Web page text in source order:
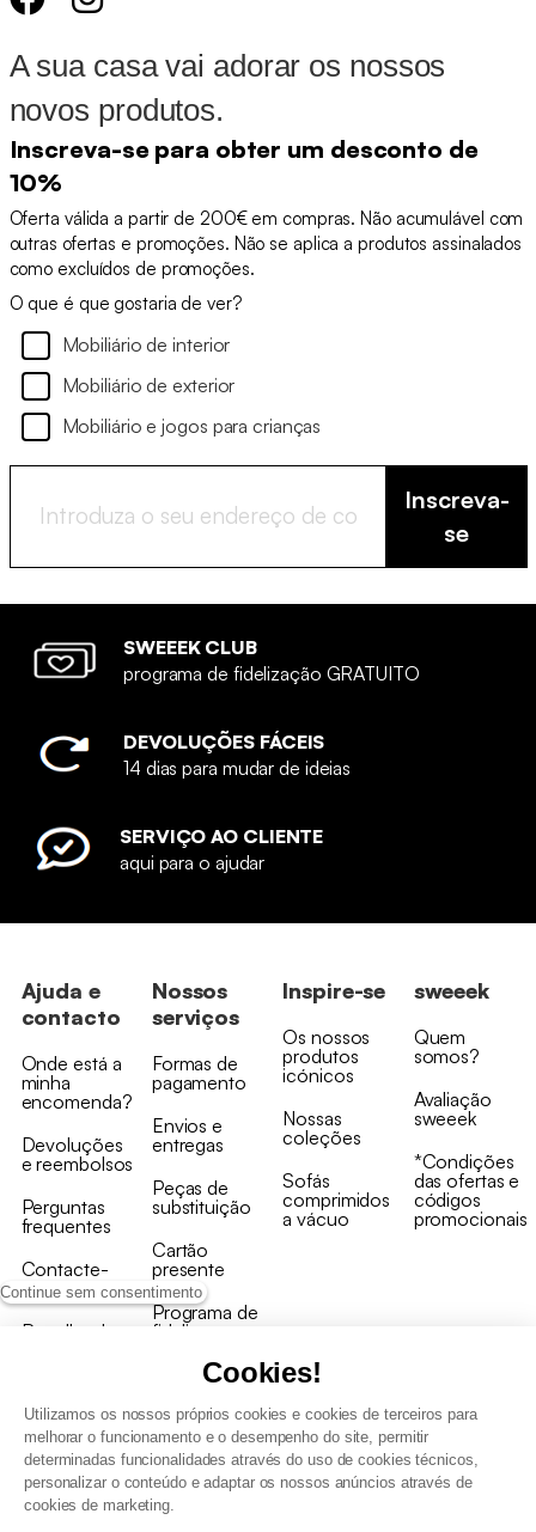
Continue sem consentimento
Cookies!
Utilizamos os nossos próprios cookies e cookies de terceiros para
melhorar o funcionamento e o desempenho do site, permitir
determinadas funcionalidades através do uso de cookies técnicos,
personalizar o conteúdo e adaptar os nossos anúncios através de
cookies de marketing.
A sua casa vai adorar os nossos
novos produtos.
Inscreva-se para obter um desconto de
10%
Oferta válida a partir de 200€ em compras. Não acumulável com
outras ofertas e promoções. Não se aplica a produtos assinalados
como excluídos de promoções.
O que é que gostaria de ver?
Mobiliário de interior
Mobiliário de exterior
Mobiliário e jogos para crianças
Inscreva-
se
SWEEEK CLUB
programa de fidelização GRATUITO
DEVOLUÇÕES FÁCEIS
14 dias para mudar de ideias
SERVIÇO AO CLIENTE
aqui para o ajudar
Ajuda e
contacto
Onde está a
minha
encomenda?
Devoluções
e reembolsos
Perguntas
frequentes
Contacte-
nos
Recolha de
Nossos
serviços
Formas de
pagamento
Envios e
entregas
Peças de
substituição
Cartão
presente
Programa de
fidelizaçao
Inspire-se
Os nossos
produtos
icónicos
Nossas
coleções
Sofás
comprimidos
a vácuo
sweeek
Quem
somos?
Avaliação
sweeek
*Condições
das ofertas e
códigos
promocionais
Termos e Condições Gerais de Venda e Aviso Legal